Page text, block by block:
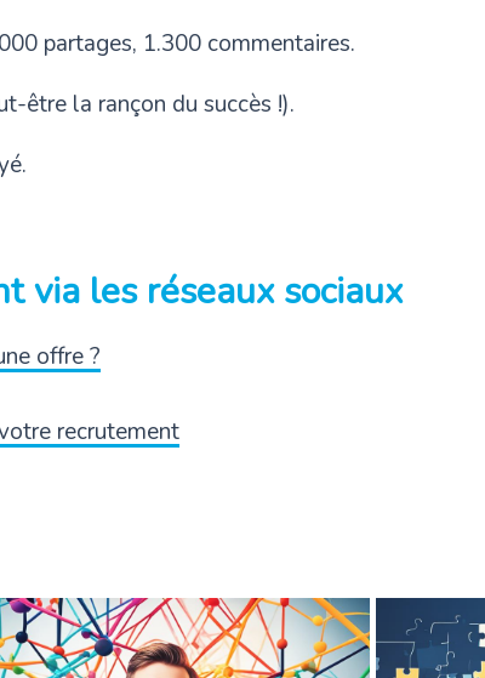
partages, 1.300 commentaires.
être la rançon du succès !).
via les réseaux sociaux
offre ?
recrutement